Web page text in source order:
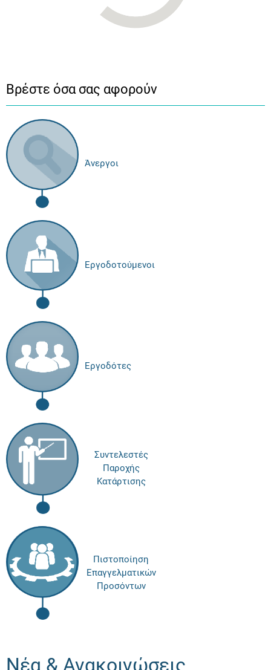
Βρέστε όσα σας αφορούν
Άνεργοι
Εργοδοτούμενοι
Εργοδότες
Συντελεστές
Παροχής
Κατάρτισης
Πιστοποίηση
Επαγγελματικών
Προσόντων
Νέα & Ανακοινώσεις